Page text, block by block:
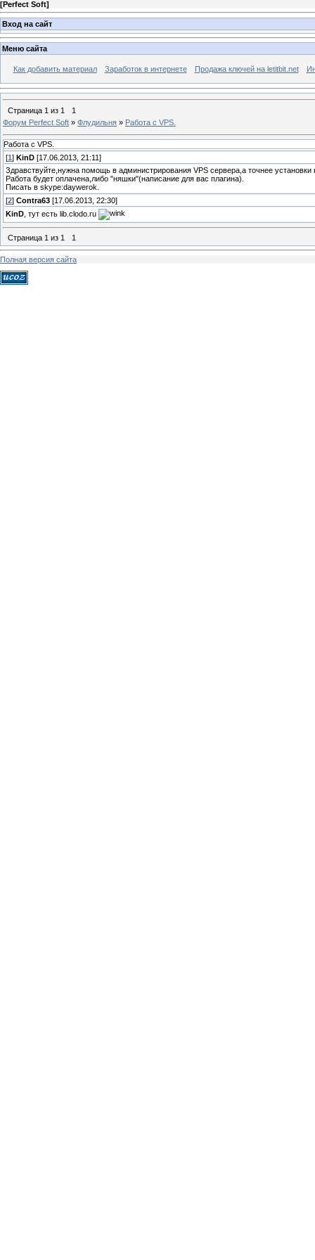
[Perfect Soft]
Вход на сайт
Меню сайта
Как добавить материал Заработок в интернете Продажа ключей на letitbit.net
Страница 1 из 1
1
Форум Perfect Soft » Флудильня » Работа с VPS.
Работа с VPS.
[1 ] KinD [17.06.2013, 21:11]
Здравствуйте,нужна помощь в администрирования VPS сервера,а точнее
Работа будет оплачена,либо "няшки"(написание для вас плагина).
Писать в skype:daywerok.
[2] Contra63 [17.06.2013, 22:30]
KinD , тут есть lib.clodo.ru
Страница 1 из 1 1
Полная версия сайта